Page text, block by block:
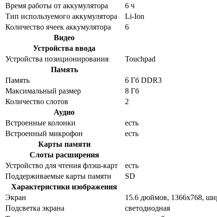
Время работы от аккумулятора
6 ч
Тип используемого аккумулятора
Li-Ion
Количество ячеек аккумулятора
6
Видео
Устройства ввода
Устройства позиционирования
Touchpad
Память
Память
6 Гб DDR3
Максимальный размер
8 Гб
Количество слотов
2
Аудио
Встроенные колонки
есть
Встроенный микрофон
есть
Карты памяти
Слоты расширения
Устройство для чтения флэш-карт
есть
Поддерживаемые карты памяти
SD
Характеристики изображения
Экран
15.6 дюймов, 1366x768,
Подсветка экрана
светодиодная